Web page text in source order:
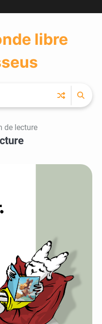
libre
de lecture